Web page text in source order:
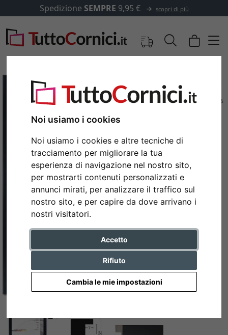
Noi usiamo i cookies
Noi usiamo i cookies e altre tecniche di
tracciamento per migliorare la tua
esperienza di navigazione nel nostro sito,
per mostrarti contenuti personalizzati e
annunci mirati, per analizzare il traffico sul
nostro sito, e per capire da dove arrivano i
nostri visitatori.
Accetto
Rifiuto
Cambia le mie impostazioni
Spedizione SEMPRE 9,95 € scopri di più
Indietro